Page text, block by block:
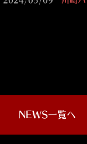
NEWS一覧へ